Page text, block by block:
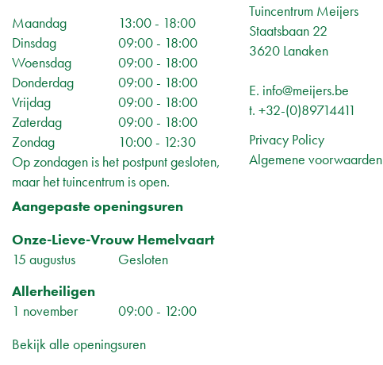
Maandag
13:00 - 18:00
Dinsdag
09:00 - 18:00
Woensdag
09:00 - 18:00
Donderdag
09:00 - 18:00
Vrijdag
09:00 - 18:00
Zaterdag
09:00 - 18:00
Zondag
10:00 - 12:30
Op zondagen is het postpunt gesloten,
maar het tuincentrum is open.
Aangepaste openingsuren
Onze-Lieve-Vrouw Hemelvaart
15 augustus
Gesloten
Allerheiligen
1 november
09:00 - 12:00
Bekijk alle openingsuren
Tuincentrum Meijers
Staatsbaan 22
3620 Lanaken
E. info@meijers.be
t. +32-(0)89714411
Privacy Policy
Algemene voorwaarden